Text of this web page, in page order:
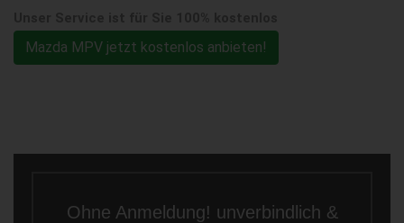
Mazda MPV jetzt kostenlos anbieten!
Ohne Anmeldung! unverbindlich &